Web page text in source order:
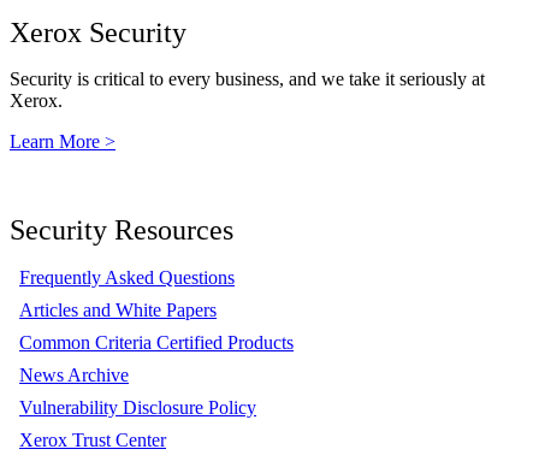
Xerox Security
Security is critical to every business, and we take it seriously at
Xerox.
Learn More >
Security Resources
Frequently Asked Questions
Articles and White Papers
Common Criteria Certified Products
News Archive
Vulnerability Disclosure Policy
Xerox Trust Center